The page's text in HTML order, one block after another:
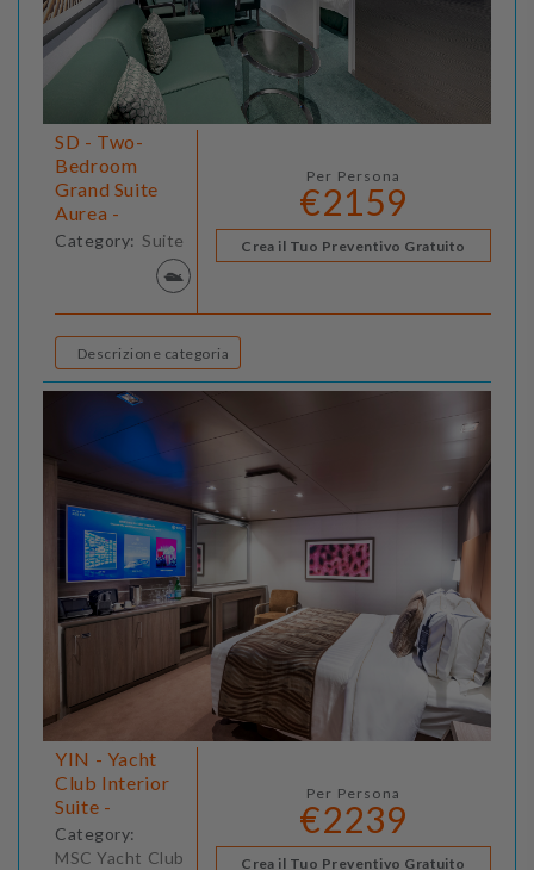
SD - Two-
Bedroom
Grand Suite
Aurea -
Category: Suite
Per Persona
€2159
Crea il Tuo Preventivo Gratuito
Descrizione categoria
YIN - Yacht
Club Interior
Suite -
Category:
MSC Yacht Club
Per Persona
€2239
Crea il Tuo Preventivo Gratuito